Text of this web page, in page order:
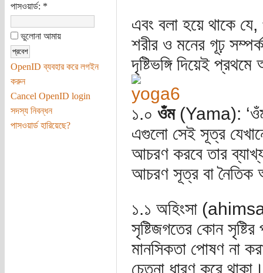
পাসওয়ার্ড: *
ভুলোনা আমায়
OpenID ব্যবহার করে লগইন
করুন
Cancel OpenID login
সদস্য নিবন্ধন
পাসওয়ার্ড হারিয়েছে?
এবং বলা হয়ে থাকে যে,
শরীর ও মনের গূঢ়
দৃষ্টিভঙ্গি দিয়েই
১.০ ওঁম (Yama):
এগুলো সেই সূত্র
আচরণ করবে তার
আচরণ সূত্র বা নৈতিক
১.১ অহিংসা
সৃষ্টিজগতের কোন
মানসিকতা পোষণ না
চেতনা ধারণ করে